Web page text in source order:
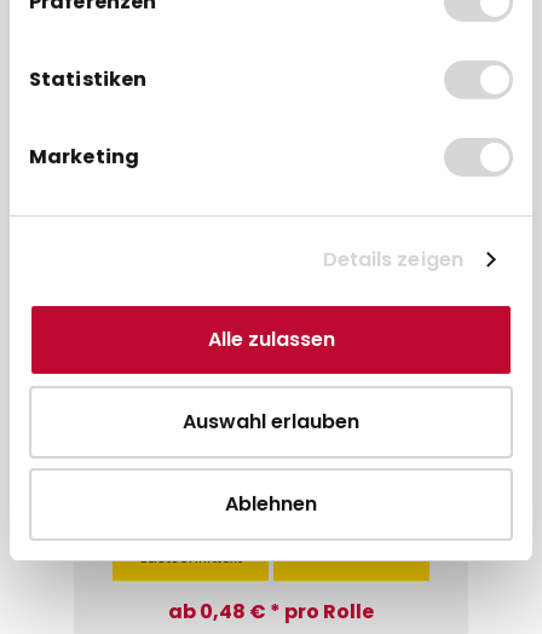
Statistiken
Marketing
Details zeigen
Alle zulassen
Auswahl erlauben
Ablehnen
Thermorolle 57 x 18m x 12, NEXI
Lastschrifttext (ehemals
Concardis)
Thermopapier
Ohne Bisphenol-A
"Nexi" SEPA
Lastschrifttext
ab 50 Rollen
ab 0,48 € * pro Rolle